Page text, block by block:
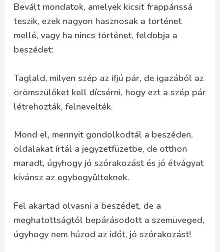
Bevált mondatok, amelyek kicsit frappánssá
teszik, ezek nagyon hasznosak a történet
mellé, vagy ha nincs történet, feldobja a
beszédet:
Taglald, milyen szép az ifjú pár, de igazából az
örömszülőket kell dícsérni, hogy ezt a szép pár
létrehozták, felnevelték.
Mond el, mennyit gondolkodtál a beszéden,
oldalakat írtál a jegyzetfüzetbe, de otthon
maradt, úgyhogy jó szórakozást és jó étvágyat
kívánsz az egybegyűlteknek.
Fel akartad olvasni a beszédet, de a
meghatottságtól bepárásodott a szemüveged,
úgyhogy nem húzod az időt, jó szórakozást!